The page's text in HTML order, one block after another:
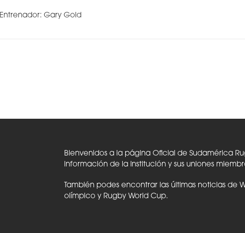
Entrenador: Gary Gold
Bienvenidos a la página Oficial de Sudamérica
información de la Institución y sus uniones
También podes encontrar las últimas noticias de
olímpico y Rugby World Cup.